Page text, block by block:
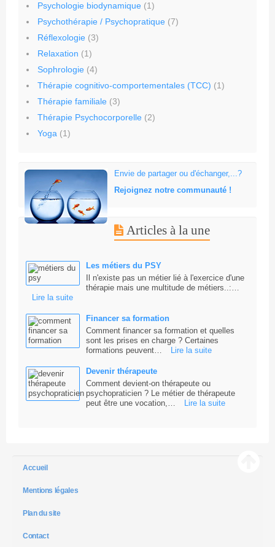
Psychologie biodynamique (1)
Psychothérapie / Psychopratique (7)
Réflexologie (3)
Relaxation (1)
Sophrologie (4)
Thérapie cognitivo-comportementales (TCC) (1)
Thérapie familiale (3)
Thérapie Psychocorporelle (2)
Yoga (1)
Envie de partager ou d'échanger,...?
Rejoignez notre communauté !
Articles à la une
Les métiers du PSY
Il n'existe pas un métier lié à l'exercice d'une
thérapie mais une multitude de métiers..:…
Lire la suite
Financer sa formation
Comment financer sa formation et quelles
sont les prises en charge ? Certaines
formations peuvent…
Lire la suite
Devenir thérapeute
Comment devient-on thérapeute ou
psychopraticien ? Le métier de thérapeute
peut être une vocation,…
Lire la suite
Accueil
Mentions légales
Plan du site
Contact